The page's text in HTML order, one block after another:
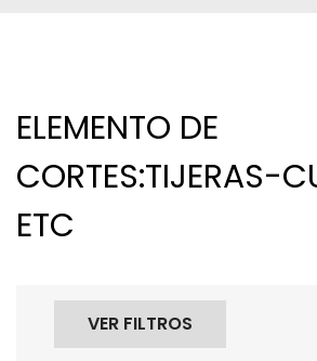
ELEMENTO DE
CORTES:TIJERAS-
ETC
VER FILTROS